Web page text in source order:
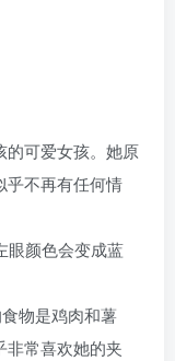
的可爱女孩。她原
乎不再有任何情
眼颜色会变成蓝
物是鸡肉和薯
非常喜欢她的夹